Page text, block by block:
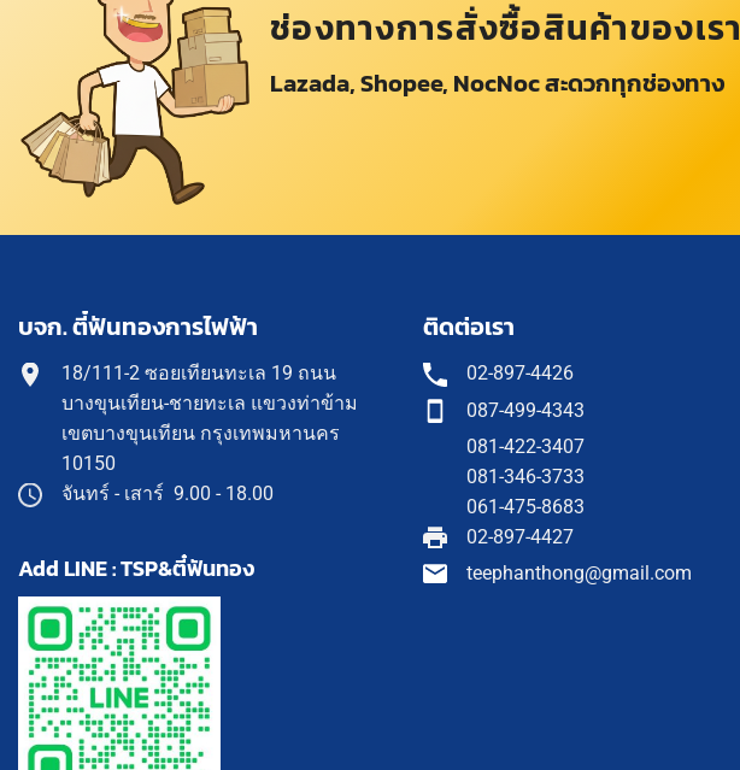
ช่องทางการสั่งซื้อสินค้าของเรา
Lazada, Shopee, NocNoc สะดวกทุกช่องทาง
บจก. ตี๋ฟันทองการไฟฟ้า
18/111-2 ซอยเทียนทะเล 19 ถนน
บางขุนเทียน-ชายทะเล แขวงท่าข้าม
เขตบางขุนเทียน กรุงเทพมหานคร
10150
จันทร์ - เสาร์ 9.00 - 18.00
Add LINE : TSP&ตี๋ฟันทอง
ติดต่อเรา
02-897-4426
087-499-4343
081-422-3407
081-346-3733
061-475-8683
02-897-4427
teephanthong@gmail.com